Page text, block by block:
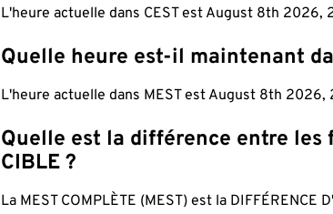
L'heure actuelle dans CEST est August 8th 2026,
Quelle heure est-il maintenant
L'heure actuelle dans MEST est August 8th 2026,
Quelle est la différence entre les
CIBLE ?
La MEST COMPLÈTE (MEST) est la DIFFÉRENCE